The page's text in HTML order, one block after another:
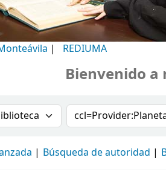
| REDIUMA
Bienvenido a
por:Buscar en el
Búsqueda de autoridad